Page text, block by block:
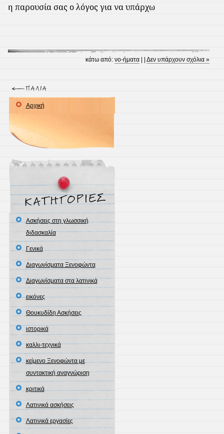
η παρουσία σας ο λόγος για να υπάρχω
κάτω από:νο-ήματα | |Δεν υπάρχουν σχόλια »
Αρχική
Ασκήσεις στη γλωσσική
διδασκαλία
Γενικά
Διαγωνίσματα Ξενοφώντα
Διαγωνίσματα στα λατινικά
εικόνες
Θουκυδίδη Ασκήσεις
ιστορικά
καλλι-τεχνικά
κείμενο Ξενοφώντα με
συντακτική αναγνώριση
κριτικά
Λατινικά ασκήσεις
Λατινικά εργασίες